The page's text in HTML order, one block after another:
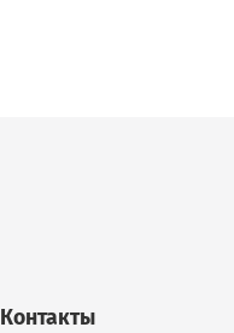
Контакты